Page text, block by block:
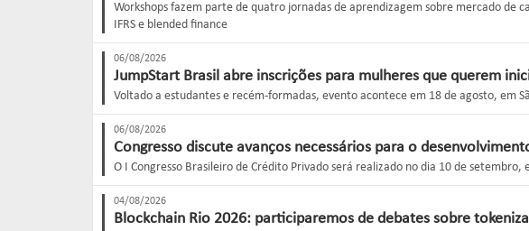
Workshops fazem parte de quatro jornadas de aprendizagem sobre mercado de
IFRS e blended finance
06/08/2026
JumpStart Brasil abre inscrições para mulheres que querem
Voltado a estudantes e recém-formadas, evento acontece em 18 de agosto, em
06/08/2026
Congresso discute avanços necessários para o
O I Congresso Brasileiro de Crédito Privado será realizado no dia 10 de setembro,
04/08/2026
Blockchain Rio 2026: participaremos de debates sobre